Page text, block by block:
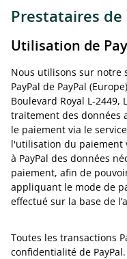
Prestataires
Utilisation de
Nous utilisons sur notre
PayPal de PayPal
Boulevard Royal L-2449,
traitement des données
le paiement via le
l'utilisation du paiement
à PayPal des données
paiement, afin de
appliquant le mode de
effectué sur la base de
Toutes les transactions
confidentialité de